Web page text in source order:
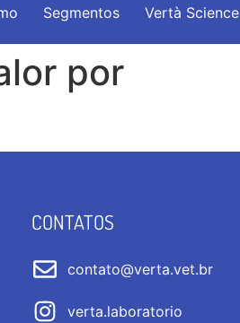
Segmentos Vertà Science
por
CONTATOS
contato@verta.vet.br
verta.laboratorio